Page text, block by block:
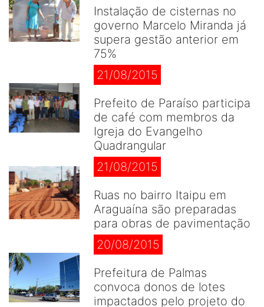
Instalação de cisternas no
governo Marcelo Miranda já
supera gestão anterior em
75%
21/08/2015
Prefeito de Paraíso participa
de café com membros da
Igreja do Evangelho
Quadrangular
21/08/2015
Ruas no bairro Itaipu em
Araguaína são preparadas
para obras de pavimentação
20/08/2015
Prefeitura de Palmas
convoca donos de lotes
impactados pelo projeto do